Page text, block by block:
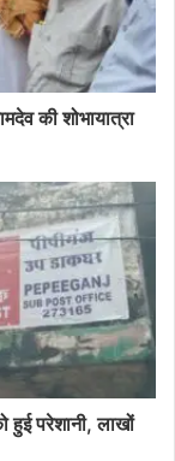
की शोभायात्रा
हुई परेशानी, लाखों